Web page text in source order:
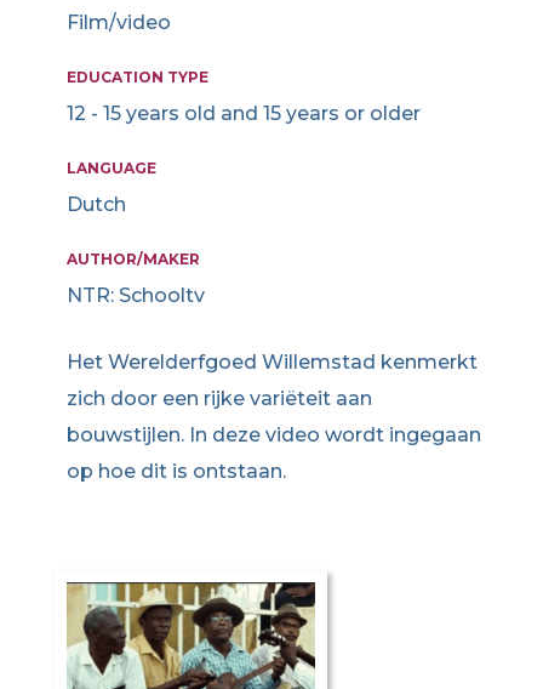
Film/video
EDUCATION TYPE
12 - 15 years old and 15 years or older
LANGUAGE
Dutch
AUTHOR/MAKER
NTR: Schooltv
Het Werelderfgoed Willemstad kenmerkt
zich door een rijke variëteit aan
bouwstijlen. In deze video wordt ingegaan
op hoe dit is ontstaan.